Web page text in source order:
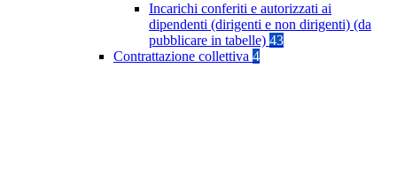
Incarichi conferiti e autorizzati ai
dipendenti (dirigenti e non dirigenti) (da
pubblicare in tabelle) 43
Contrattazione collettiva 4